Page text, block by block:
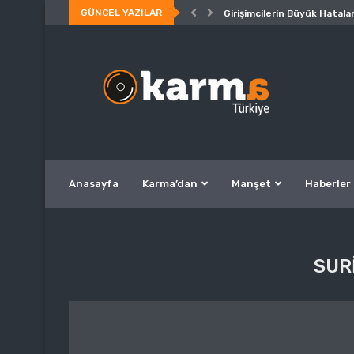
GÜNCEL YAZILAR Girişimcilerin Büyük
Anasayfa Karma’dan Manşet Haberler